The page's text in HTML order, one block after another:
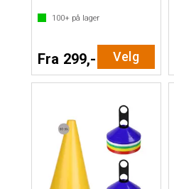
100+ på lager
Fra 299,- Velg